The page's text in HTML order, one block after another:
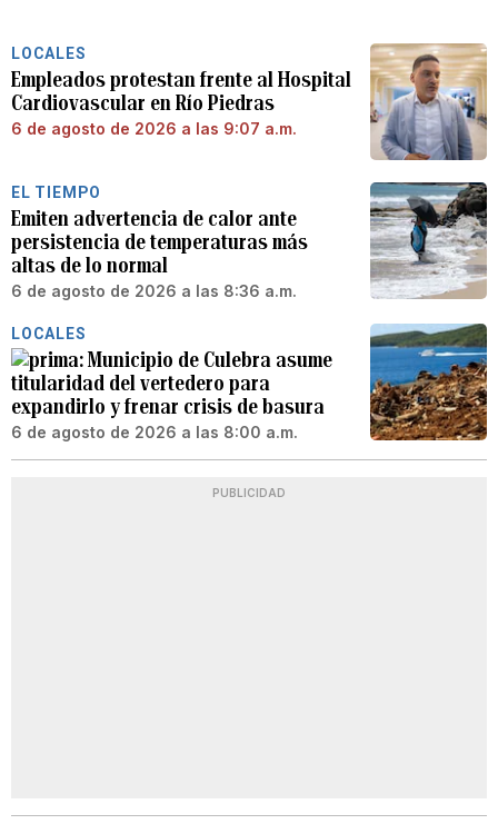
LOCALES
Empleados protestan frente al Hospital
Cardiovascular en Río Piedras
6 de agosto de 2026 a las 9:07 a.m.
EL TIEMPO
Emiten advertencia de calor ante
persistencia de temperaturas más
altas de lo normal
6 de agosto de 2026 a las 8:36 a.m.
LOCALES
Municipio de Culebra asume
titularidad del vertedero para
expandirlo y frenar crisis de basura
6 de agosto de 2026 a las 8:00 a.m.
PUBLICIDAD